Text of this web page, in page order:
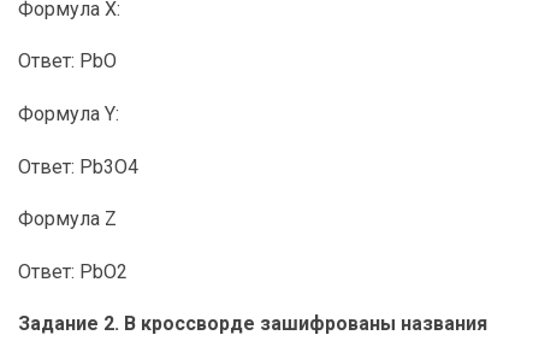
Формула X:
Ответ: PbO
Формула Y:
Ответ: Pb3O4
Формула Z
Ответ: PbO2
Задание 2. В кроссворде зашифрованы названия